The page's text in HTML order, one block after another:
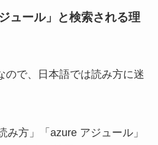
ュール」と検索される理
ので、日本語では読み方に迷
み方」「azure アジュール」